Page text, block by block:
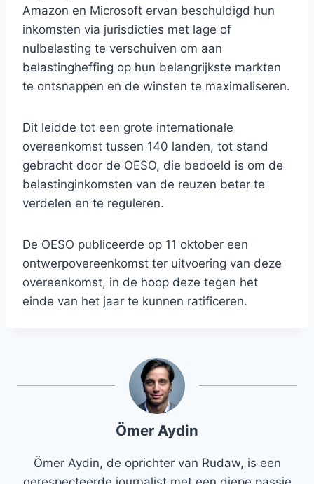
Amazon en Microsoft ervan beschuldigd hun
inkomsten via jurisdicties met lage of
nulbelasting te verschuiven om aan
belastingheffing op hun belangrijkste markten
te ontsnappen en de winsten te maximaliseren.
Dit leidde tot een grote internationale
overeenkomst tussen 140 landen, tot stand
gebracht door de OESO, die bedoeld is om de
belastinginkomsten van de reuzen beter te
verdelen en te reguleren.
De OESO publiceerde op 11 oktober een
ontwerpovereenkomst ter uitvoering van deze
overeenkomst, in de hoop deze tegen het
einde van het jaar te kunnen ratificeren.
Ömer Aydin
Ömer Aydin, de oprichter van Rudaw, is een